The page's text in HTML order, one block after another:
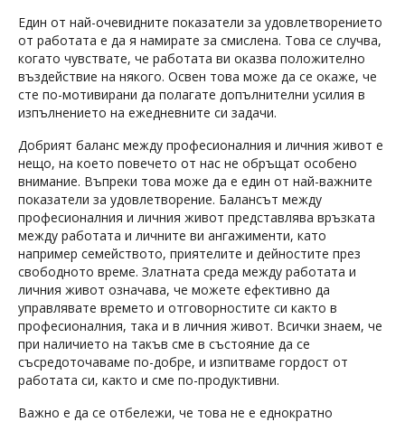
Един от най-очевидните показатели за удовлетворението
от работата е да я намирате за смислена. Това се случва,
когато чувствате, че работата ви оказва положително
въздействие на някого. Освен това може да се окаже, че
сте по-мотивирани да полагате допълнителни усилия в
изпълнението на ежедневните си задачи.
Добрият баланс между професионалния и личния живот е
нещо, на което повечето от нас не обръщат особено
внимание. Въпреки това може да е един от най-важните
показатели за удовлетворение. Балансът между
професионалния и личния живот представлява връзката
между работата и личните ви ангажименти, като
например семейството, приятелите и дейностите през
свободното време. Златната среда между работата и
личния живот означава, че можете ефективно да
управлявате времето и отговорностите си както в
професионалния, така и в личния живот. Всички знаем, че
при наличието на такъв сме в състояние да се
съсредоточаваме по-добре, и изпитваме гордост от
работата си, както и сме по-продуктивни.
Важно е да се отбележи, че това не е еднократно